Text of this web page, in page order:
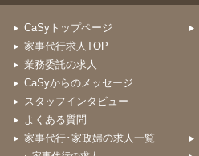
CaSyトップページ
家事代行求人TOP
業務委託の求人
CaSyからのメッセージ
スタッフインタビュー
よくある質問
家事代行･家政婦の求人一覧